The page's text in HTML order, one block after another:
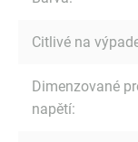
Citlivé na
Dimenzované
napětí: